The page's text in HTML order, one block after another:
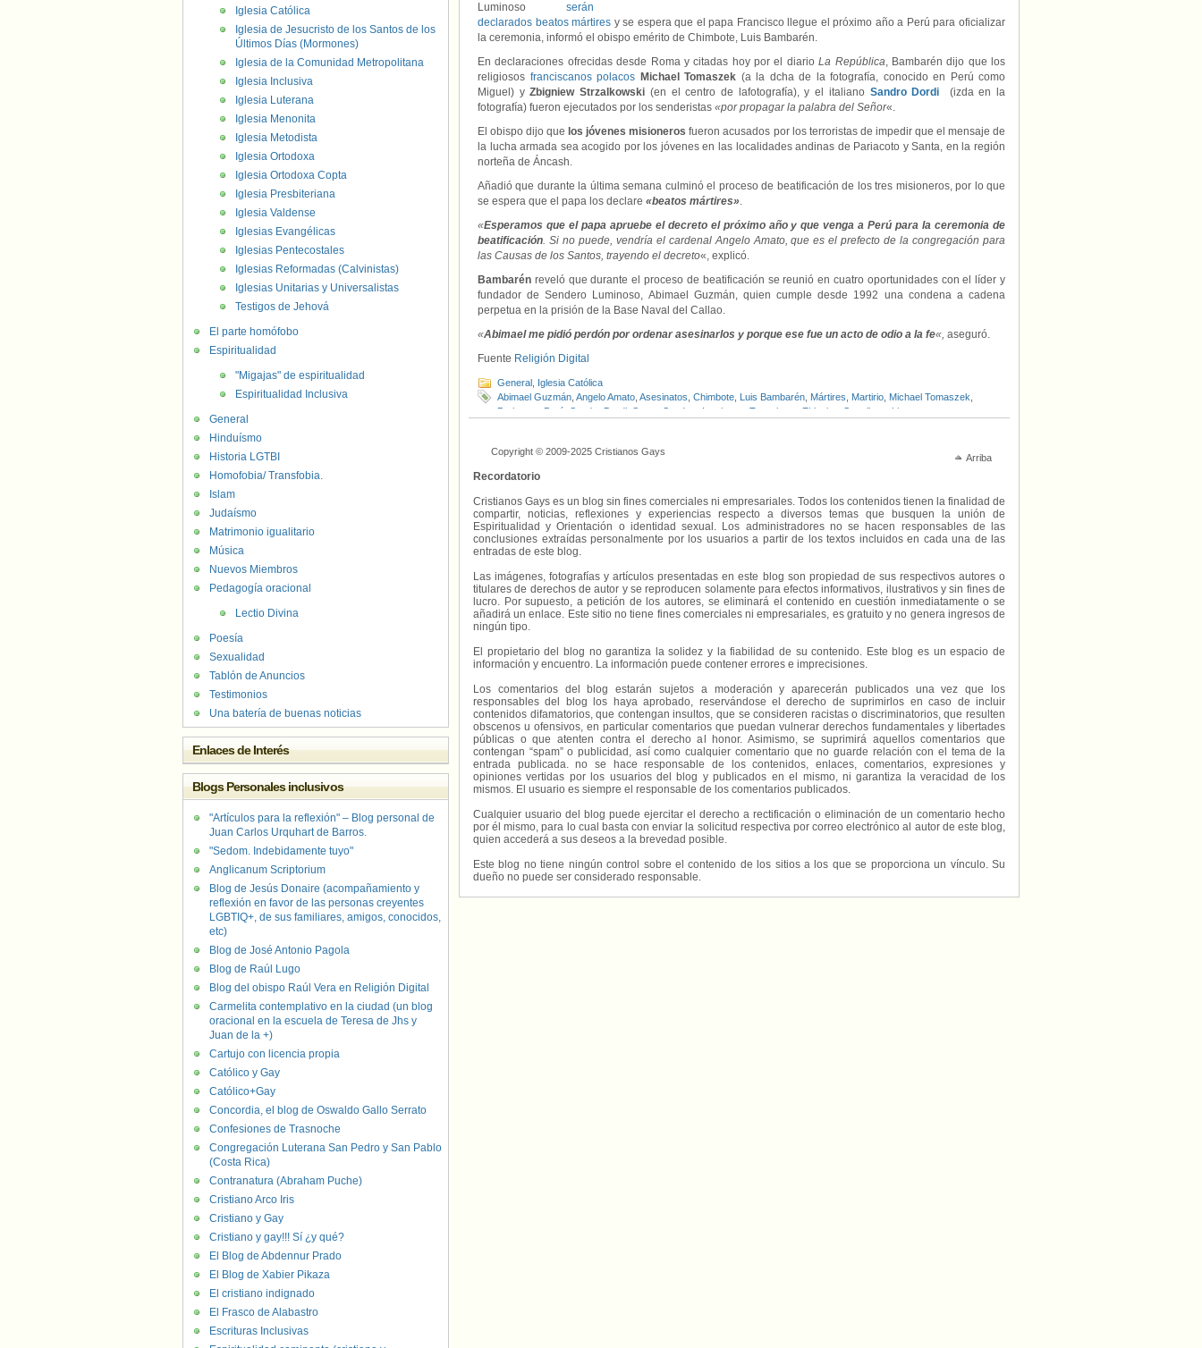
Luminoso serán
declarados beatos mártires y se espera que el papa Francisco llegue el próximo año a Perú para oficializar
la ceremonia, informó el obispo emérito de Chimbote, Luis Bambarén.
En declaraciones ofrecidas desde Roma y citadas hoy por el diarioLa República, Bambarén dijo que los
religiosos franciscanos polacos Michael Tomaszek (a la dcha de la fotografía, conocido en Perú como
Miguel) yZbigniew Strzalkowski (en el centro de lafotografía), y el italiano Sandro Dordi
(izda en la
fotografía) fueron ejecutados por los senderistas «por propagar la palabra del Señor«.
El obispo dijo que los jóvenes misioneros fueron acusados por los terroristas de impedir que el mensaje de
la lucha armada sea acogido por los jóvenes en las localidades andinas de Pariacoto y Santa, en la región
norteña de Áncash.
Añadió que durante la última semana culminó el proceso de beatificación de los tres misioneros, por lo que
se espera que el papa los declare «beatos mártires».
«Esperamos que el papa apruebe el decreto el próximo año y que venga a Perú para la ceremonia de
beatificación. Si no puede, vendría el cardenal Angelo Amato, que es el prefecto de la congregación para
las Causas de los Santos, trayendo el decreto«, explicó.
Bambarén reveló que durante el proceso de beatificación se reunió en cuatro oportunidades con el líder y
fundador de Sendero Luminoso, Abimael Guzmán, quien cumple desde 1992 una condena a cadena
perpetua en la prisión de la Base Naval del Callao.
«Abimael me pidió perdón por ordenar asesinarlos y porque ese fue un acto de odio a la fe«, aseguró.
Fuente Religión Digital
General Iglesia Católica
Abimael Guzmán Angelo Amato Asesinatos Chimbote Luis Bambarén Mártires Martirio Michael Tomaszek
Pariacoto
Perú Sandro Dordi Santa Sendero Luminoso Terrorismo Zbigniew Strzalkowski
Arriba
Copyright © 2009-2025 Cristianos Gays
Recordatorio
Cristianos Gays es un blog sin fines comerciales ni empresariales. Todos los contenidos tienen la finalidad de
compartir, noticias, reflexiones y experiencias respecto a diversos temas que busquen la unión de
Espiritualidad y Orientación o identidad sexual. Los administradores no se hacen responsables de las
conclusiones extraídas personalmente por los usuarios a partir de los textos incluidos en cada una de las
entradas de este blog.
Las imágenes, fotografías y artículos presentadas en este blog son propiedad de sus respectivos autores o
titulares de derechos de autor y se reproducen solamente para efectos informativos, ilustrativos y sin fines de
lucro. Por supuesto, a petición de los autores, se eliminará el contenido en cuestión inmediatamente o se
añadirá un enlace. Este sitio no tiene fines comerciales ni empresariales, es gratuito y no genera ingresos de
ningún tipo.
El propietario del blog no garantiza la solidez y la fiabilidad de su contenido. Este blog es un espacio de
información y encuentro. La información puede contener errores e imprecisiones.
Los comentarios del blog estarán sujetos a moderación y aparecerán publicados una vez que los
responsables del blog los haya aprobado, reservándose el derecho de suprimirlos en caso de incluir
contenidos difamatorios, que contengan insultos, que se consideren racistas o discriminatorios, que resulten
obscenos u ofensivos, en particular comentarios que puedan vulnerar derechos fundamentales y libertades
públicas o que atenten contra el derecho al honor. Asimismo, se suprimirá aquellos comentarios que
contengan “spam” o publicidad, así como cualquier comentario que no guarde relación con el tema de la
entrada publicada. no se hace responsable de los contenidos, enlaces, comentarios, expresiones y
opiniones vertidas por los usuarios del blog y publicados en el mismo, ni garantiza la veracidad de los
mismos. El usuario es siempre el responsable de los comentarios publicados.
Cualquier usuario del blog puede ejercitar el derecho a rectificación o eliminación de un comentario hecho
por él mismo, para lo cual basta con enviar la solicitud respectiva por correo electrónico al autor de este blog,
quien accederá a sus deseos a la brevedad posible.
Este blog no tiene ningún control sobre el contenido de los sitios a los que se proporciona un vínculo. Su
dueño no puede ser considerado responsable.
Iglesia Católica
Iglesia de Jesucristo de los Santos de los
Últimos Días (Mormones)
Iglesia de la Comunidad Metropolitana
Iglesia Inclusiva
Iglesia Luterana
Iglesia Menonita
Iglesia Metodista
Iglesia Ortodoxa
Iglesia Ortodoxa Copta
Iglesia Presbiteriana
Iglesia Valdense
Iglesias Evangélicas
Iglesias Pentecostales
Iglesias Reformadas (Calvinistas)
Iglesias Unitarias y Universalistas
Testigos de Jehová
El parte homófobo
Espiritualidad
"Migajas" de espiritualidad
Espiritualidad Inclusiva
General
Hinduísmo
Historia LGTBI
Homofobia/ Transfobia.
Islam
Judaísmo
Matrimonio igualitario
Música
Nuevos Miembros
Pedagogía oracional
Lectio Divina
Poesía
Sexualidad
Tablón de Anuncios
Testimonios
Una batería de buenas noticias
Enlaces de Interés
Blogs Personales inclusivos
"Artículos para la reflexión" – Blog personal de
Juan Carlos Urquhart de Barros.
"Sedom. Indebidamente tuyo"
Anglicanum Scriptorium
Blog de Jesús Donaire (acompañamiento y
reflexión en favor de las personas creyentes
LGBTIQ+, de sus familiares, amigos, conocidos,
etc)
Blog de José Antonio Pagola
Blog de Raúl Lugo
Blog del obispo Raúl Vera en Religión Digital
Carmelita contemplativo en la ciudad (un blog
oracional en la escuela de Teresa de Jhs y
Juan de la +)
Cartujo con licencia propia
Católico y Gay
Católico+Gay
Concordia, el blog de Oswaldo Gallo Serrato
Confesiones de Trasnoche
Congregación Luterana San Pedro y San Pablo
(Costa Rica)
Contranatura (Abraham Puche)
Cristiano Arco Iris
Cristiano y Gay
Cristiano y gay!!! Sí ¿y qué?
El Blog de Abdennur Prado
El Blog de Xabier Pikaza
El cristiano indignado
El Frasco de Alabastro
Escrituras Inclusivas